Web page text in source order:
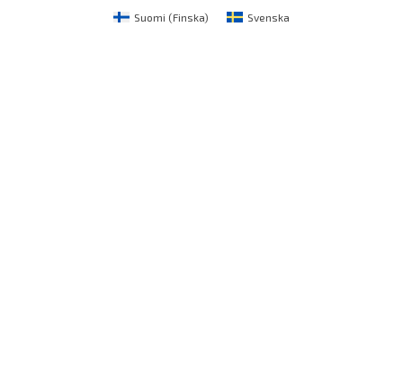
Suomi (Finska) Svenska